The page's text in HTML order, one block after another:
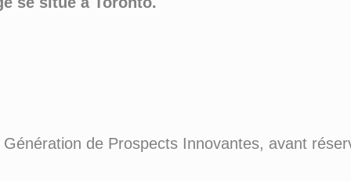
de Prospects Innovantes, avant